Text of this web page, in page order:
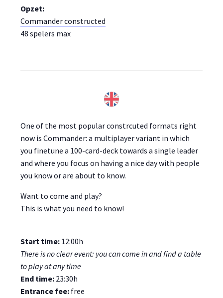
Opzet:
Commander constructed
48 spelers max
One of the most popular constrcuted formats right
now is Commander: a multiplayer variant in which
you finetune a 100-card-deck towards a single leader
and where you focus on having a nice day with people
you know or are about to know.
Want to come and play?
This is what you need to know!
Start time: 12:00h
There is no clear event: you can come in and find a table
to play at any time
End time: 23:30h
Entrance fee: free